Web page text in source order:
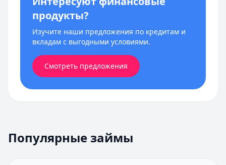
продукты?
Изучите наши предложения по кредитам и
вкладам с выгодными условиями.
Смотреть предложения
Популярные займы